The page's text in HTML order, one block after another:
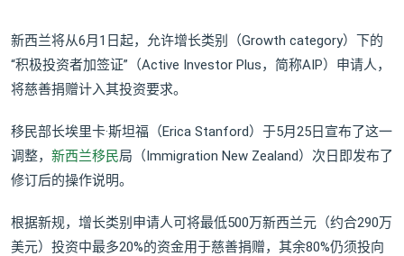
新西兰将从6月1日起，允许增长类别（Growth category）下的
“积极投资者加签证”（Active Investor Plus，简称AIP）申请人，
将慈善捐赠计入其投资要求。
移民部长埃里卡·斯坦福（Erica Stanford）于5月25日宣布了这一
调整， 新西兰移民局（Immigration New Zealand）次日即发布了
修订后的操作说明。
根据新规，增长类别申请人可将最低500万新西兰元（约合290万
美元）投资中最多20%的资金用于慈善捐赠，其余80%仍须投向